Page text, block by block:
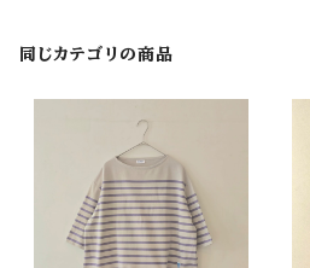
同じカテゴリの商品